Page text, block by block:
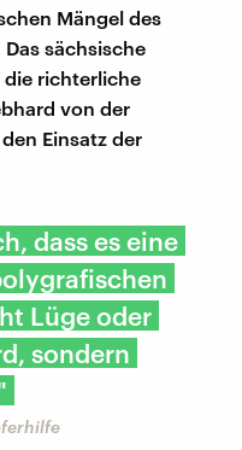
Mängel des
sächsische
die richterliche
von der
Einsatz der
dass es eine
Lüge oder
sondern